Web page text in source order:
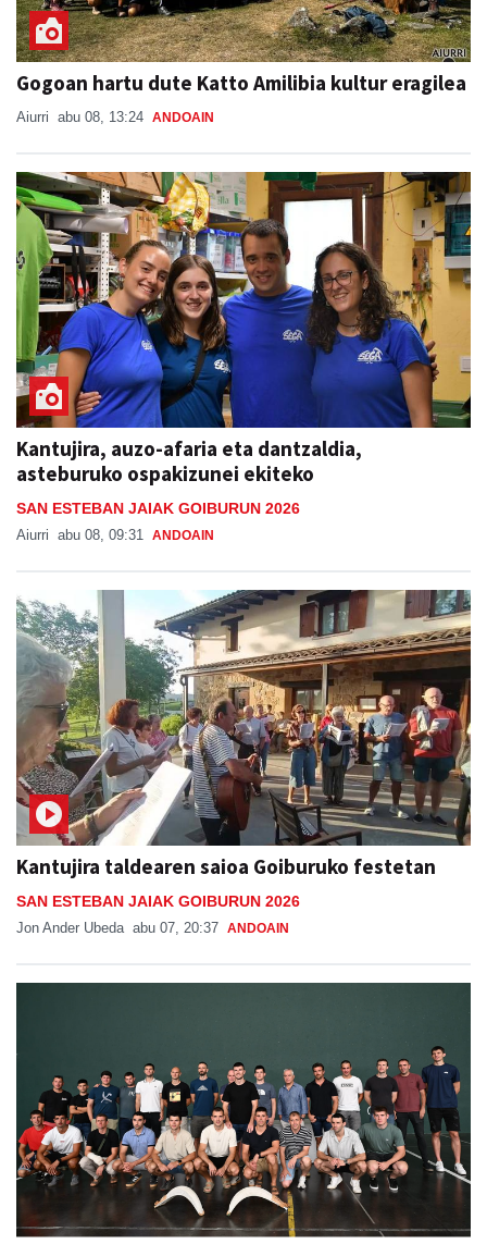
Gogoan hartu dute Katto Amilibia kultur eragilea
Aiurri abu 08, 13:24 ANDOAIN
Kantujira, auzo-afaria eta dantzaldia,
asteburuko ospakizunei ekiteko
SAN ESTEBAN JAIAK GOIBURUN 2026
Aiurri abu 08, 09:31 ANDOAIN
Kantujira taldearen saioa Goiburuko festetan
SAN ESTEBAN JAIAK GOIBURUN 2026
Jon Ander Ubeda abu 07, 20:37 ANDOAIN